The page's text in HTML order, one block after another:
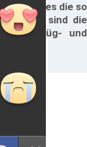
gibt es die so
nun sind die
verfüg- und